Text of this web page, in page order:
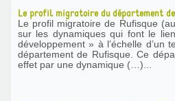
Le profil migratoire du département
Le profil migratoire de Rufisque
sur les dynamiques qui font le
développement » à l’échelle d’un
département de Rufisque. Ce département se caractérise en
effet par une dynamique (…)...